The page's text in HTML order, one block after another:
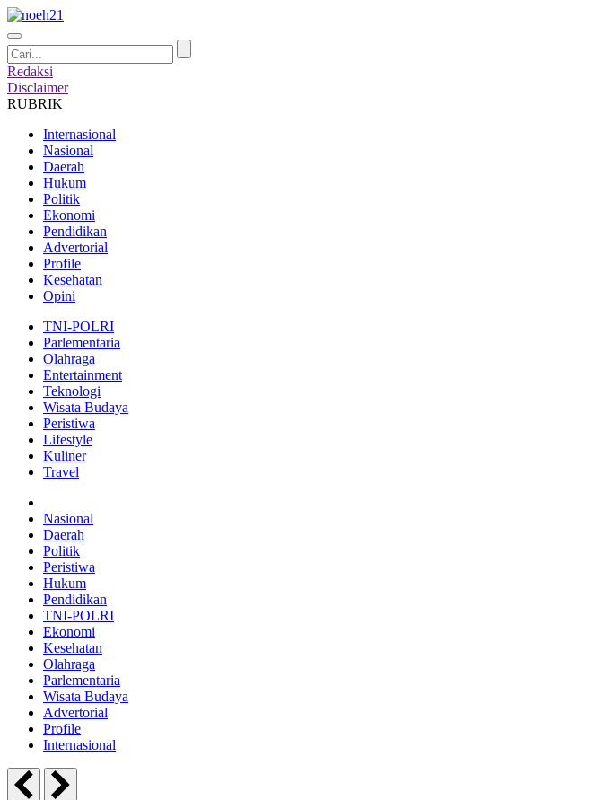
Redaksi
Disclaimer
RUBRIK
Internasional
Nasional
Daerah
Hukum
Politik
Ekonomi
Pendidikan
Advertorial
Profile
Kesehatan
Opini
TNI-POLRI
Parlementaria
Olahraga
Entertainment
Teknologi
Wisata Budaya
Peristiwa
Lifestyle
Kuliner
Travel
Nasional
Daerah
Politik
Peristiwa
Hukum
Pendidikan
TNI-POLRI
Ekonomi
Kesehatan
Olahraga
Parlementaria
Wisata Budaya
Advertorial
Profile
Internasional